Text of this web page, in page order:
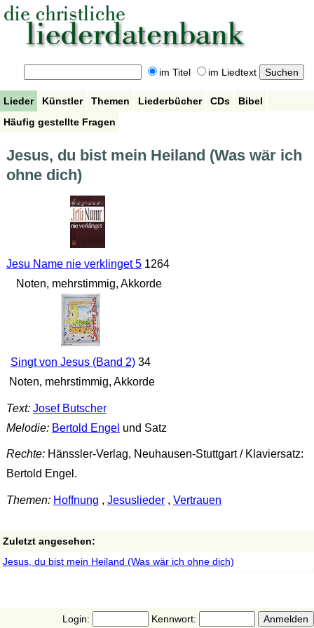
im Titel im Liedtext
Lieder Künstler Themen Liederbücher CDs
Bibel
Häufig gestellte Fragen
Jesus, du bist mein Heiland (Was wär ich
ohne dich)
Jesu Name nie verklinget 51264
Noten, mehrstimmig, Akkorde
Singt von Jesus (Band 2)34
Noten, mehrstimmig, Akkorde
Text: Josef Butscher
Melodie: Bertold Engel und Satz
Rechte:Hänssler-Verlag, Neuhausen-Stuttgart / Klaviersatz:
Bertold Engel.
Themen: Hoffnung , Jesuslieder, Vertrauen
Zuletzt angesehen:
Jesus, du bist mein Heiland (Was wär ich ohne dich)
Login:
Kennwort: